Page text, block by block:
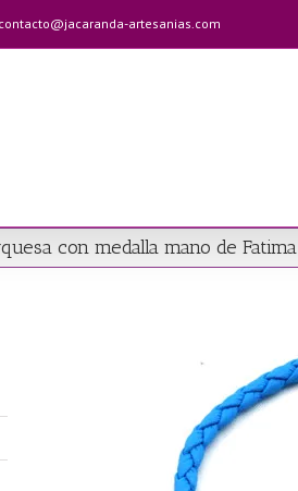
contacto@jacaranda-artesanias.com
con medalla mano de Fatima